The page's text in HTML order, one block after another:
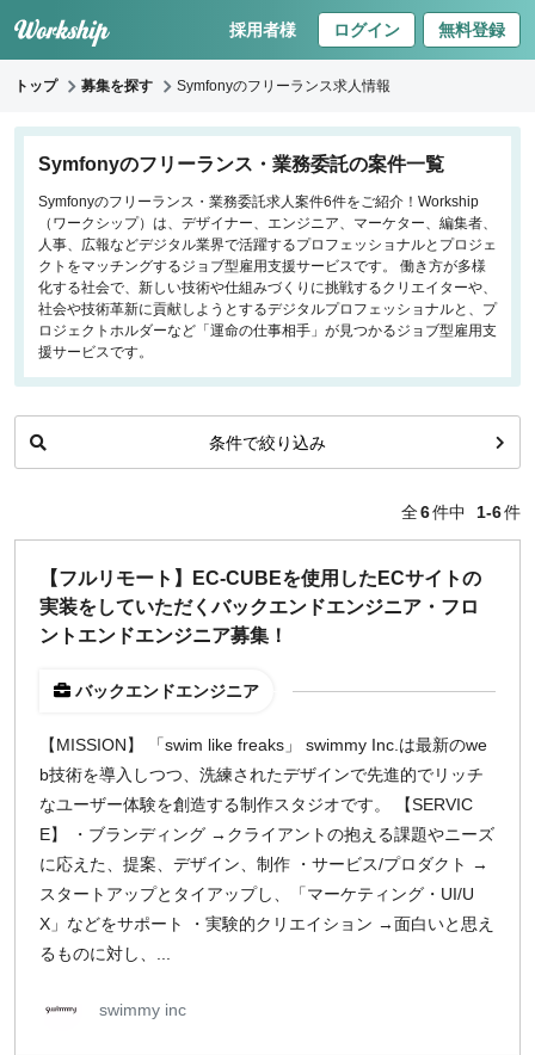
採用者様 ログイン 無料登録
トップ 募集を探す Symfonyのフリーランス求人情報
Symfonyのフリーランス・業務委託の案件一覧
Symfonyのフリーランス・業務委託求人案件6件をご紹介！Workship
（ワークシップ）は、デザイナー、エンジニア、マーケター、編集者、
人事、広報などデジタル業界で活躍するプロフェッショナルとプロジェ
クトをマッチングするジョブ型雇用支援サービスです。 働き方が多様
化する社会で、新しい技術や仕組みづくりに挑戦するクリエイターや、
社会や技術革新に貢献しようとするデジタルプロフェッショナルと、プ
ロジェクトホルダーなど「運命の仕事相手」が見つかるジョブ型雇用支
援サービスです。
条件で絞り込み
キーワードで探す
職種
フロントエンドエンジニア
バックエンドエンジニア
インフラエンジニア
iOS/Androidアプリエンジニア
データサイエンティスト
出社希望
出社のみ
特徴
直接契約
副業OK
新規事業
スタートアップ
土日週末OK
稼働時間
週4日
全6件中 1-6件
【フルリモート】EC-CUBEを使用したECサイトの
実装をしていただくバックエンドエンジニア・フロ
ントエンドエンジニア募集！
バックエンドエンジニア
【MISSION】 「swim like freaks」 swimmy Inc.は最新のwe
b技術を導入しつつ、洗練されたデザインで先進的でリッチ
なユーザー体験を創造する制作スタジオです。 【SERVIC
E】 ・ブランディング →クライアントの抱える課題やニーズ
に応えた、提案、デザイン、制作 ・サービス/プロダクト →
スタートアップとタイアップし、「マーケティング・UI/U
X」などをサポート ・実験的クリエイション →面白いと思え
るものに対し、...
swimmy inc